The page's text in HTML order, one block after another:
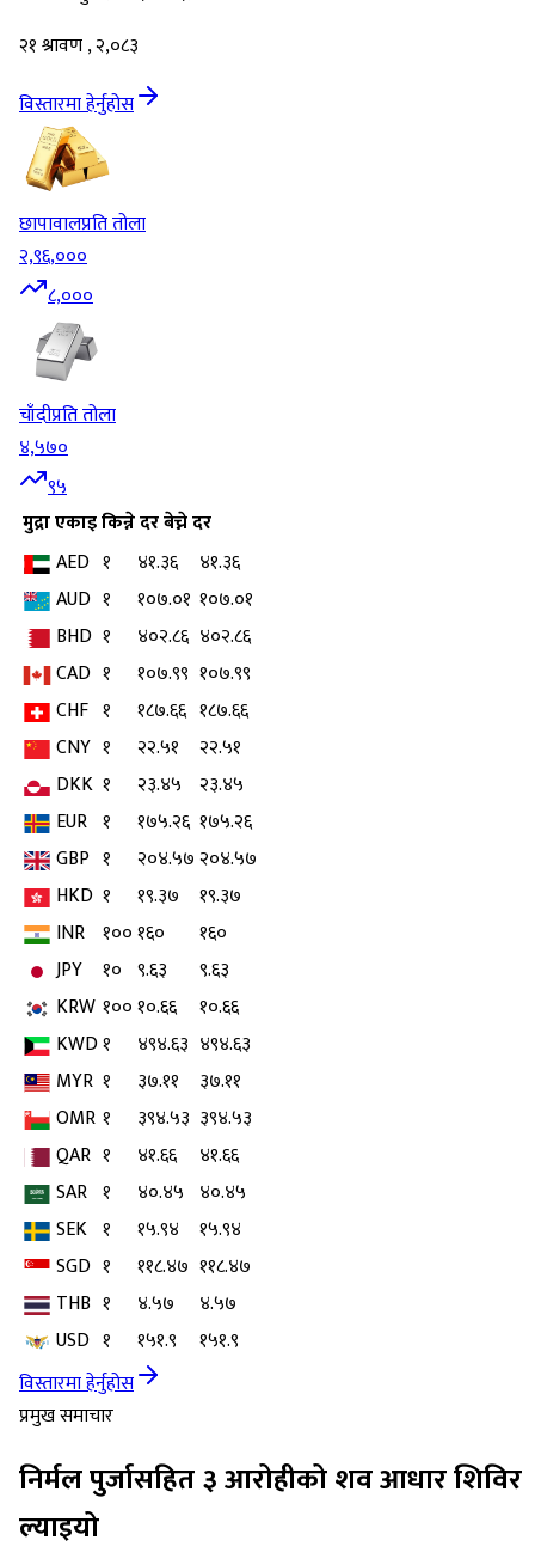
२१ श्रावण , २,०८३
विस्तारमा हेर्नुहोस
छापावालप्रति तोला
२,९६,०००
८,०००
चाँदीप्रति तोला
४,५७०
९५
मुद्राएकाइकिन्ने दरबेच्ने दर
AED १ ४१.३६
४१.३६
AUD १ १०७.०१ १०७.०१
BHD १ ४०२.८६ ४०२.८६
CAD १ १०७.९९ १०७.९९
CHF १ १८७.६६ १८७.६६
CNY १ २२.५१
२२.५१
DKK १ २३.४५
२३.४५
EUR १ १७५.२६ १७५.२६
GBP १ २०४.५७ २०४.५७
HKD १ १९.३७
१९.३७
INR १००१६०
१६०
JPY
१० ९.६३
९.६३
KRW १००१०.६६
१०.६६
KWD१ ४९४.६३ ४९४.६३
MYR १ ३७.११
३७.११
OMR १ ३९४.५३ ३९४.५३
QAR १ ४१.६६
४१.६६
SAR १ ४०.४५ ४०.४५
SEK १ १५.९४
१५.९४
SGD १ ११८.४७ ११८.४७
THB १ ४.५७
४.५७
USD १ १५१.९
१५१.९
विस्तारमा हेर्नुहोस
प्रमुख समाचार
निर्मल पुर्जासहित ३ आरोहीको शव आधार शिविर
ल्याइयो